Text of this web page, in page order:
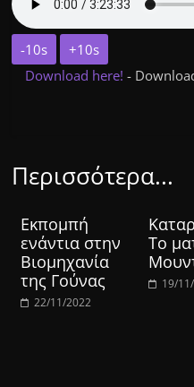
-10s
+10s
Download here!-
Περισσότερα...
Εκπομπή
ενάντια στην
Βιομηχανία
της Γούνας
22/11/2022
Το
19/